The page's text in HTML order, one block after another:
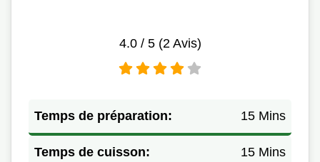
4.0/ 5 (2Avis)
Temps de préparation: 15 Mins
Temps de cuisson: 15 Mins